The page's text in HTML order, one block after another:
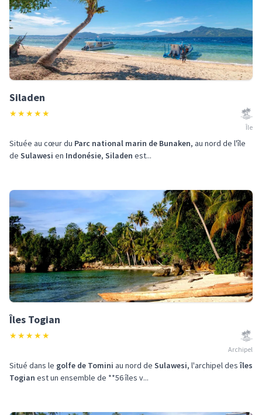
Siladen
★★★★★
Île
Située au cœur du Parc national marin de Bunaken, au nord de l'île
de Sulawesi en Indonésie, Siladen est...
Îles Togian
★★★★★
Archipel
Situé dans le golfe de Tomini au nord de Sulawesi, l'archipel desîles
Togian est un ensemble de **56 îles v...